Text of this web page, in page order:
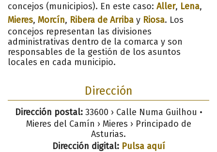
concejos (municipios). En este caso: Aller, Lena,
Mieres, Morcín, Ribera de Arriba y Riosa. Los
concejos representan las divisiones
administrativas dentro de la comarca y son
responsables de la gestión de los asuntos
locales en cada municipio.
Dirección
Dirección postal:33600 › Calle Numa Guilhou •
Mieres del Camín › Mieres › Principado de
Asturias.
Dirección digital: Pulsa aquí